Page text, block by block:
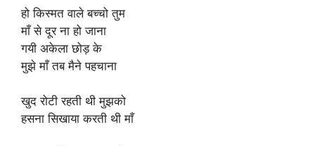
हो किस्मत वाले बच्चो तुम
माँ से दूर ना हो जाना
गयी अकेला छोड़ के
मुझे माँ तब मैने पहचाना
खुद रोटी रहती थी मुझको
हसना सिखाया करती थी माँ